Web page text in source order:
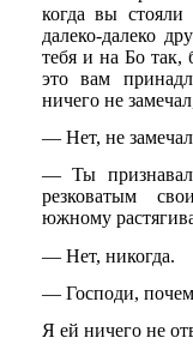
когда вы стояли
далеко-далеко
тебя и на Бо
это вам
ничего не
— Нет, не
— Ты
резковатым
южному
— Нет, никогда.
— Господи,
Я ей ничего не